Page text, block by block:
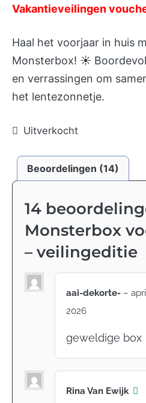
Vakantieveilingen
Haal het voorjaar in huis
Monsterbox! ☀️
en verrassingen om
het lentezonnetje.
Uitverkocht
Beoordelingen (14)
14
Monsterbox
– veilingeditie
aai-dekorte- –
2026
geweldige box
Rina Van Ewijk